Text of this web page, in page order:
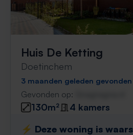
Huis De Ketting
Doetinchem
3 maanden geleden gevonden
Gevonden op:
130m²
4 kamers
⚡️ Deze woning is